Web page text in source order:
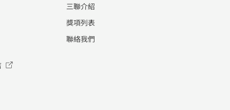
三聯介紹
獎項列表
聯絡我們